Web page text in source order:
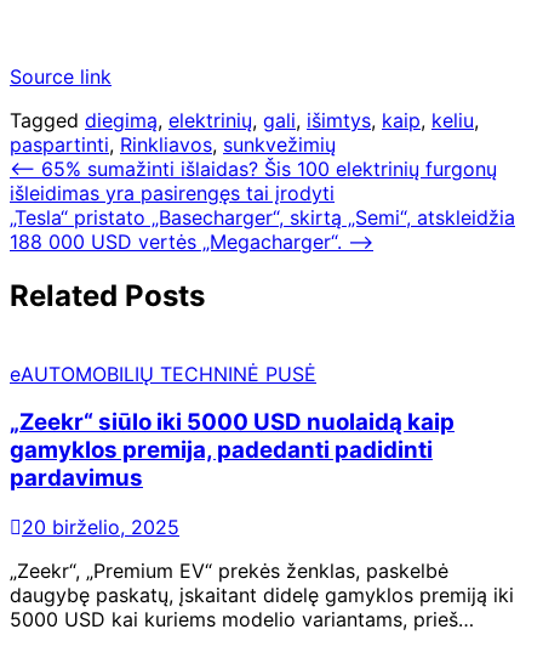
Source link
Tagged diegimą, elektrinių, gali, išimtys, kaip, keliu,
paspartinti, Rinkliavos, sunkvežimių
Navigacija
tarp
įrašų
⟵ 65% sumažinti išlaidas? Šis 100 elektrinių furgonų
išleidimas yra pasirengęs tai įrodyti
„Tesla“ pristato „Basecharger“, skirtą „Semi“, atskleidžia
188 000 USD vertės „Megacharger“. ⟶
Related Posts
eAUTOMOBILIŲ TECHNINĖ PUSĖ
„Zeekr“ siūlo iki 5000 USD nuolaidą kaip
gamyklos premija, padedanti padidinti
pardavimus
20 birželio, 2025
„Zeekr“, „Premium EV“ prekės ženklas, paskelbė
daugybę paskatų, įskaitant didelę gamyklos premiją iki
5000 USD kai kuriems modelio variantams, prieš…